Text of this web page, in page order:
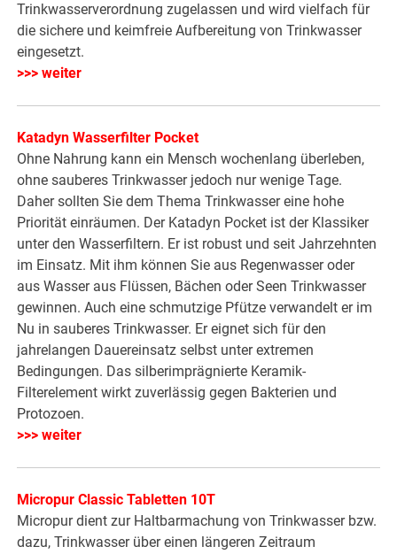
Trinkwasserverordnung zugelassen und wird vielfach für
die sichere und keimfreie Aufbereitung von Trinkwasser
eingesetzt.
>>> weiter
Katadyn Wasserfilter Pocket
Ohne Nahrung kann ein Mensch wochenlang überleben,
ohne sauberes Trinkwasser jedoch nur wenige Tage.
Daher sollten Sie dem Thema Trinkwasser eine hohe
Priorität einräumen. Der Katadyn Pocket ist der Klassiker
unter den Wasserfiltern. Er ist robust und seit Jahrzehnten
im Einsatz. Mit ihm können Sie aus Regenwasser oder
aus Wasser aus Flüssen, Bächen oder Seen Trinkwasser
gewinnen. Auch eine schmutzige Pfütze verwandelt er im
Nu in sauberes Trinkwasser. Er eignet sich für den
jahrelangen Dauereinsatz selbst unter extremen
Bedingungen. Das silberimprägnierte Keramik-
Filterelement wirkt zuverlässig gegen Bakterien und
Protozoen.
>>> weiter
Micropur Classic Tabletten 10T
Micropur dient zur Haltbarmachung von Trinkwasser bzw.
dazu, Trinkwasser über einen längeren Zeitraum